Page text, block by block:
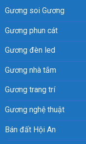
Gương soi Gương
Gương phun cát
Gương đèn led
Gương nhà tắm
Gương trang trí
Gương nghệ thuật
Bán đất Hội An